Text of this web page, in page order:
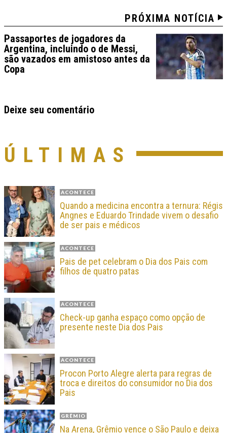
PRÓXIMA NOTÍCIA
Passaportes de jogadores da
Argentina, incluindo o de Messi,
são vazados em amistoso antes da
Copa
Deixe seu comentário
ÚLTIMAS
ACONTECE
Quando a medicina encontra a ternura: Régis
Angnes e Eduardo Trindade vivem o desafio
de ser pais e médicos
ACONTECE
Pais de pet celebram o Dia dos Pais com
filhos de quatro patas
ACONTECE
Check-up ganha espaço como opção de
presente neste Dia dos Pais
ACONTECE
Procon Porto Alegre alerta para regras de
troca e direitos do consumidor no Dia dos
Pais
GRÊMIO
Na Arena, Grêmio vence o São Paulo e deixa